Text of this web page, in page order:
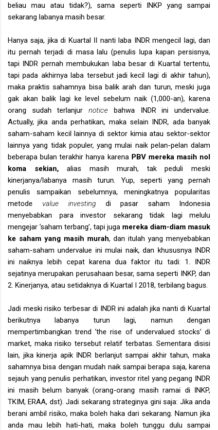
beliau mau atau tidak?), sama seperti INKP yang sampai
sekarang labanya masih besar.
Hanya saja, jika di Kuartal II nanti laba INDR mengecil lagi, dan
itu pernah terjadi di masa lalu (penulis lupa kapan persisnya,
tapi INDR pernah membukukan laba besar di Kuartal tertentu,
tapi pada akhirnya laba tersebut jadi kecil lagi di akhir tahun),
maka praktis sahamnya bisa balik arah dan turun, meski juga
gak akan balik lagi ke level sebelum naik (1,000-an), karena
orang sudah terlanjurnotice bahwa INDR ini undervalue.
Actually, jika anda perhatikan, maka selain INDR, ada banyak
saham-saham kecil lainnya di sektor kimia atau sektor-sektor
lainnya yang tidak populer, yang mulai naik pelan-pelan dalam
beberapa bulan terakhir hanya karena PBV mereka masih nol
koma sekian,alias masih murah, tak peduli meski
kinerjanya/labanya masih turun. Yup, seperti yang pernah
penulis sampaikan sebelumnya, meningkatnya popularitas
metode value investing di pasar saham Indonesia
menyebabkan para investor sekarang tidak lagi melulu
mengejar ‘saham terbang’, tapi juga mereka diam-diam masuk
ke saham yang masih murah, dan itulah yang menyebabkan
saham-saham undervalue ini mulai naik, dan khususnya INDR
ini naiknya lebih cepat karena dua faktor itu tadi: 1. INDR
sejatinya merupakan perusahaan besar, sama seperti INKP, dan
2. Kinerjanya, atau setidaknya di Kuartal I 2018, terbilang bagus.
Jadi meski risiko terbesar di INDR ini adalah jika nanti di Kuartal
berikutnya labanya turun lagi, namun dengan
mempertimbangkan trend ‘the rise of undervalued stocks’ di
market, maka risiko tersebut relatif terbatas. Sementara disisi
lain, jika kinerja apik INDR berlanjut sampai akhir tahun, maka
sahamnya bisa dengan mudah naik sampai berapa saja, karena
sejauh yang penulis perhatikan, investor ritel yang pegang INDR
ini masih belum banyak (orang-orang masih ramai di INKP,
TKIM, ERAA, dst). Jadi sekarang strateginya gini saja: Jika anda
berani ambil risiko, maka boleh haka dari sekarang. Namun jika
anda mau lebih hati-hati, maka boleh tunggu dulu sampai